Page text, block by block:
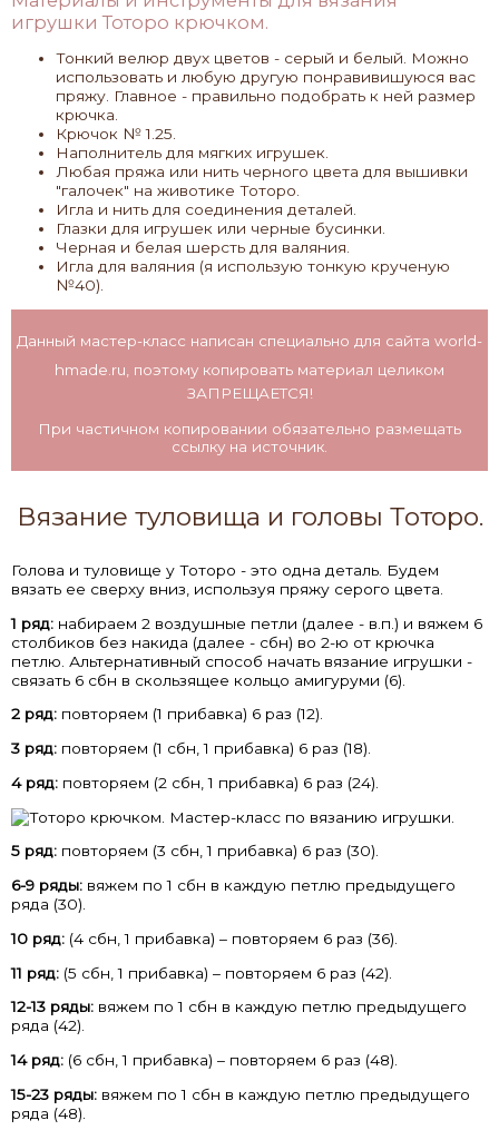
игрушки Тоторо крючком.
Тонкий велюр двух цветов - серый и белый. Можно
использовать и любую другую понравивишуюся вас
пряжу. Главное - правильно подобрать к ней размер
крючка.
Крючок № 1.25.
Наполнитель для мягких игрушек.
Любая пряжа или нить черного цвета для вышивки
"галочек" на животике Тоторо.
Игла и нить для соединения деталей.
Глазки для игрушек или черные бусинки.
Черная и белая шерсть для валяния.
Игла для валяния (я использую тонкую крученую
№40).
Данный мастер-класс написан специально для сайта world-
hmade.ru , поэтому копировать материал целиком
ЗАПРЕЩАЕТСЯ!
При частичном копировании обязательно размещать
ссылку на источник.
Вязание туловища и головы Тоторо.
Голова и туловище у Тоторо - это одна деталь. Будем
вязать ее сверху вниз, используя пряжу серого цвета.
1 ряд: набираем 2 воздушные петли (далее - в.п.) и вяжем 6
столбиков без накида (далее - сбн) во 2-ю от крючка
петлю. Альтернативный способ начать вязание игрушки -
связать 6 сбн в скользящее кольцо амигуруми (6).
2 ряд: повторяем (1 прибавка) 6 раз (12).
3 ряд: повторяем (1 сбн, 1 прибавка) 6 раз (18).
4 ряд: повторяем (2 сбн, 1 прибавка) 6 раз (24).
5 ряд: повторяем (3 сбн, 1 прибавка) 6 раз (30).
6-9 ряды: вяжем по 1 сбн в каждую петлю предыдущего
ряда (30).
10 ряд: (4 сбн, 1 прибавка) – повторяем 6 раз (36).
11 ряд: (5 сбн, 1 прибавка) – повторяем 6 раз (42).
12-13 ряды: вяжем по 1 сбн в каждую петлю предыдущего
ряда (42).
14 ряд: (6 сбн, 1 прибавка) – повторяем 6 раз (48).
15-23 ряды: вяжем по 1 сбн в каждую петлю предыдущего
ряда (48).